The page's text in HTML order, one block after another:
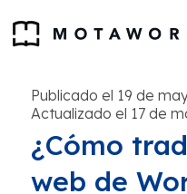
Publicado el 19 de
Actualizado el 17 de
¿Cómo
web de